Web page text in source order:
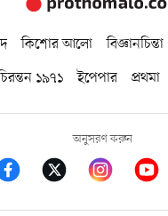
কিশোর আলো বিজ্ঞানচিন্তা
১৯৭১ ইপেপার প্রথমা
অনুসরণ করুন